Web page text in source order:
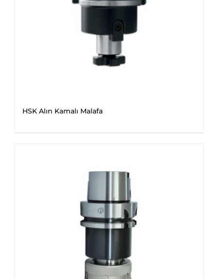
HSK Alın Kamalı Malafa